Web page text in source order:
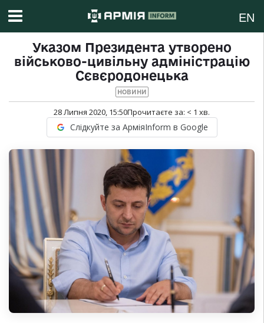
EN
Указом Президента утворено
військово-цивільну адміністрацію
Сєвєродонецька
НОВИНИ
28 Липня 2020, 15:50Прочитаєте за: < 1 хв.
Слідкуйте за АрміяInform в Google